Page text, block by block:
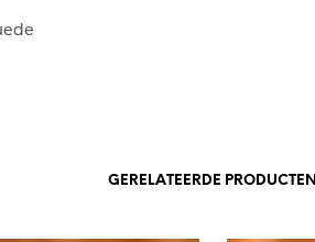
GERELATEERDE PRODUCTEN